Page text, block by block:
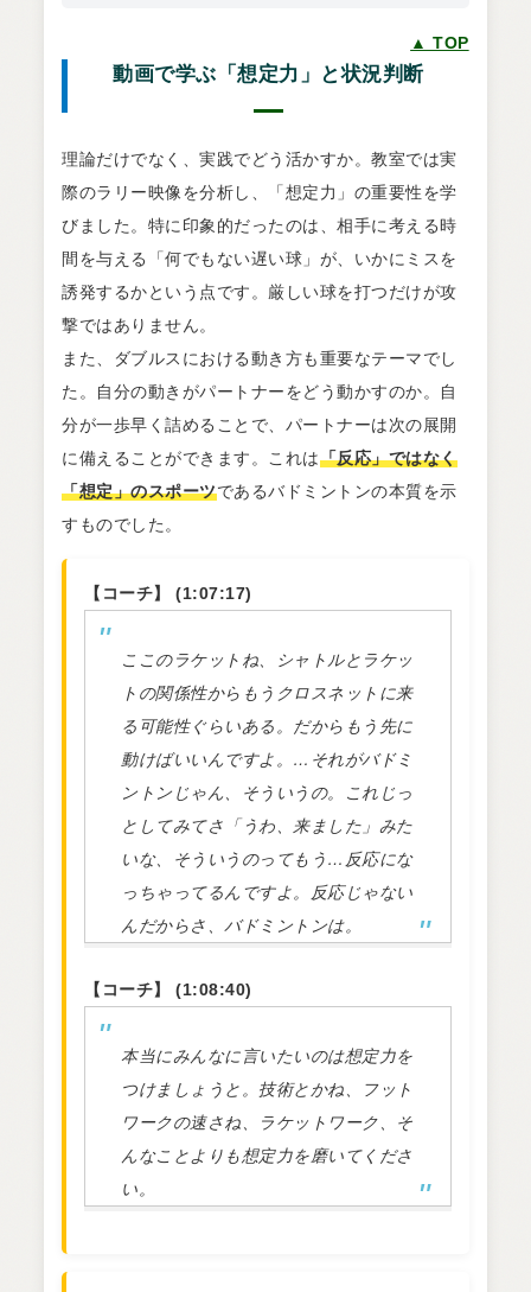
▲ TOP
動画で学ぶ「想定力」と状況判断
理論だけでなく、実践でどう活かすか。教室では実
際のラリー映像を分析し、「想定力」の重要性を学
びました。特に印象的だったのは、相手に考える時
間を与える「何でもない遅い球」が、いかにミスを
誘発するかという点です。厳しい球を打つだけが攻
撃ではありません。
また、ダブルスにおける動き方も重要なテーマでし
た。自分の動きがパートナーをどう動かすのか。自
分が一歩早く詰めることで、パートナーは次の展開
に備えることができます。これは「反応」ではなく
「想定」のスポーツであるバドミントンの本質を示
すものでした。
【コーチ】 (1:07:17)
ここのラケットね、シャトルとラケッ
トの関係性からもうクロスネットに来
る可能性ぐらいある。だからもう先に
動けばいいんですよ。…それがバドミ
ントンじゃん、そういうの。これじっ
としてみてさ「うわ、来ました」みた
いな、そういうのってもう…反応にな
っちゃってるんですよ。反応じゃない
んだからさ、バドミントンは。
【コーチ】 (1:08:40)
本当にみんなに言いたいのは想定力を
つけましょうと。技術とかね、フット
ワークの速さね、ラケットワーク、そ
んなことよりも想定力を磨いてくださ
い。